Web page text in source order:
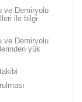
ve Demiryolu
ile bilgi
ve Demiryolu
yük